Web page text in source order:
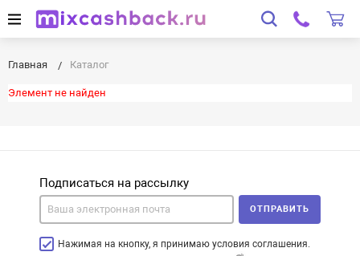
Главная Каталог
Элемент не найден
Подписаться на рассылку
Нажимая на кнопку, я принимаю условия соглашения.
ОТПРАВИТЬ